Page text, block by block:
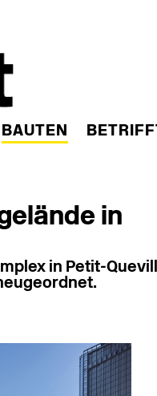
BAUTEN
in
in Petit-